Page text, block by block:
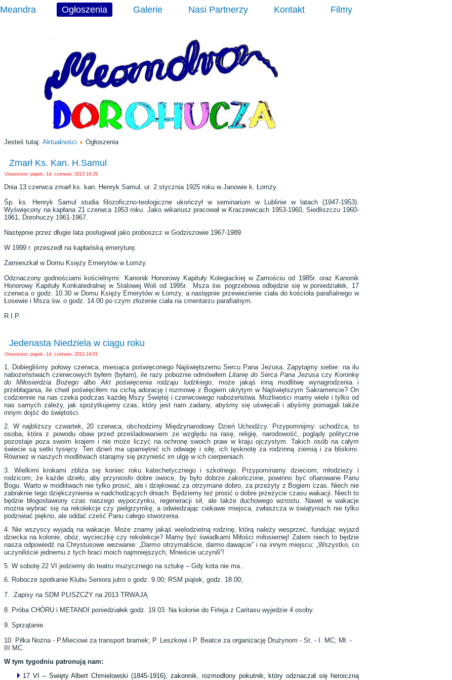
Meandra Ogłoszenia Galerie Nasi Partnerzy Kontakt
Filmy
Jesteś tutaj: Aktualności Ogłoszenia
Zmarł Ks. Kan. H.Samul
Utworzono: piątek, 14, czerwiec 2013 16:29
Dnia 13 czerwca zmarł ks. kan. Henryk Samul, ur. 2 stycznia 1925 roku w Janowie k. Łomży.
Śp. ks. Henryk Samul studia filozoficzno-teologiczne ukończył w seminarium w Lublinie w latach (1947-1953).
Wyświęcony na kapłana 21 czerwca 1953 roku. Jako wikariusz pracował w Kraczewicach 1953-1960, Siedliszczu 1960-
1961, Dorohuczy 1961-1967.
Następnie przez długie lata posługiwał jako proboszcz w Godziszowie 1967-1989.
W 1999 r. przeszedł na kapłańską emeryturę.
Zamieszkał w Domu Księży Emerytów w Łomży.
Odznaczony godnościami kościelnymi: Kanonik Honorowy Kapituły Kolegiackiej w Zamościu od 1985r. oraz Kanonik
Honorowy Kapituły Konkatedralnej w Stalowej Woli od 1995r. Msza św. pogrzebowa odbędzie się w poniedziałek, 17
czerwca o godz. 10.30 w Domu Księży Emerytów w Łomży, a następnie przewiezienie ciała do kościoła parafialnego w
Łosewie i Msza św. o godz. 14.00 po czym złożenie ciała na cmentarzu parafialnym.
R.I.P.
Jedenasta Niedziela w ciągu roku
Utworzono: piątek, 14, czerwiec 2013 14:01
1. Dobiegliśmy połowy czerwca, miesiąca poświęconego Najświętszemu Sercu Pana Jezusa. Zapytajmy siebie: na ilu
nabożeństwach czerwcowych byłem (byłam), ile razy pobożnie odmówiłemLitanię do Serca Pana Jezusa czyKoronkę
do Miłosierdzia Bożego alboAkt poświęcenia rodzaju ludzkiego, może jakąś inną modlitwę wynagrodzenia i
przebłagania, ile chwil poświęciłem na cichą adorację i rozmowę z Bogiem ukrytym w Najświętszym Sakramencie? On
codziennie na nas czeka podczas każdej Mszy Świętej i czerwcowego nabożeństwa. Możliwości mamy wiele i tylko od
nas samych zależy, jak spożytkujemy czas, który jest nam zadany, abyśmy się uświęcali i abyśmy pomagali także
innym dojść do świętości.
2. W najbliższy czwartek, 20 czerwca, obchodzimy Międzynarodowy Dzień Uchodźcy. Przypomnijmy: uchodźca, to
osoba, która z powodu obaw przed prześladowaniem ze względu na rasę, religię, narodowość, poglądy polityczne
pozostaje poza swoim krajem i nie może liczyć na ochronę swoich praw w kraju ojczystym. Takich osób na całym
świecie są setki tysięcy. Ten dzień ma upamiętnić ich odwagę i siłę, ich tęsknotę za rodzinną ziemią i za bliskimi.
Również w naszych modlitwach starajmy się przynieść im ulgę w ich cierpieniach.
3. Wielkimi krokami zbliża się koniec roku katechetycznego i szkolnego. Przypominamy dzieciom, młodzieży i
rodzicom, że każde dzieło, aby przyniosło dobre owoce, by było dobrze zakończone, powinno być ofiarowane Panu
Bogu. Warto w modlitwach nie tylko prosić, ale i dziękować za otrzymane dobro, za przeżyty z Bogiem czas. Niech nie
zabraknie tego dziękczynienia w nadchodzących dniach. Będziemy też prosić o dobre przeżycie czasu wakacji. Niech to
będzie błogosławiony czas naszego wypoczynku, regeneracji sił, ale także duchowego wzrostu. Nawet w wakacje
można wybrać się na rekolekcje czy pielgrzymkę, a odwiedzając ciekawe miejsca, zwłaszcza w świątyniach nie tylko
podziwiać piękno, ale oddać cześć Panu całego stworzenia.
4. Nie wszyscy wyjadą na wakacje. Może znamy jakąś wielodzietną rodzinę, którą należy wesprzeć, fundując wyjazd
dziecka na kolonie, obóz, wycieczkę czy rekolekcje? Mamy być świadkami Miłości miłosiernej! Zatem niech to będzie
nasza odpowiedź na Chrystusowe wezwanie: „Darmo otrzymaliście, darmo dawajcie” i na innym miejscu: „Wszystko, co
uczyniliście jednemu z tych braci moich najmniejszych, Mnieście uczynili”!
5. W sobotę 22 VI jedziemy do teatru muzycznego na sztukę – Gdy kota nie ma..
6. Robocze spotkanie Klubu Seniora jutro o godz. 9.00; RSM piątek, godz. 18.00;
7. Zapisy na SDM PLISZCZY na 2013 TRWAJĄ
8. Próba CHÓRU i METANOI poniedziałek godz. 19.03. Na kolonie do Firleja z Caritasu wyjedzie 4 osoby.
9. Sprzątanie.
10. Piłka Nożna - P.Mieciowi za transport bramek; P. Leszkowi i P. Beatce za organizację Drużynom - St. - I MC; Mł. -
III MC.
W tym tygodniu patronują nam:
17 VI – Święty Albert Chmielowski (1845-1916), zakonnik, rozmodlony pokutnik, który odznaczał się heroiczną